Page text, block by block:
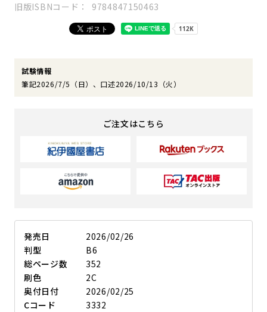
旧版ISBNコード
9784847150463
試験情報
筆記2026/7/5（日）、口述2026/10/13（火）
ご注文はこちら
発売日
2026/02/26
判型
B6
総ページ数
352
刷色
2C
奥付日付
2026/02/25
Cコード
3332